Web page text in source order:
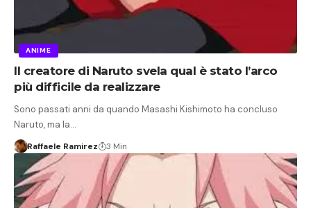
ANIME
Il creatore di Naruto svela qual è stato l’arco
più difficile da realizzare
Sono passati anni da quando Masashi Kishimoto ha concluso
Naruto, ma la…
Raffaele Ramirez 3 Min